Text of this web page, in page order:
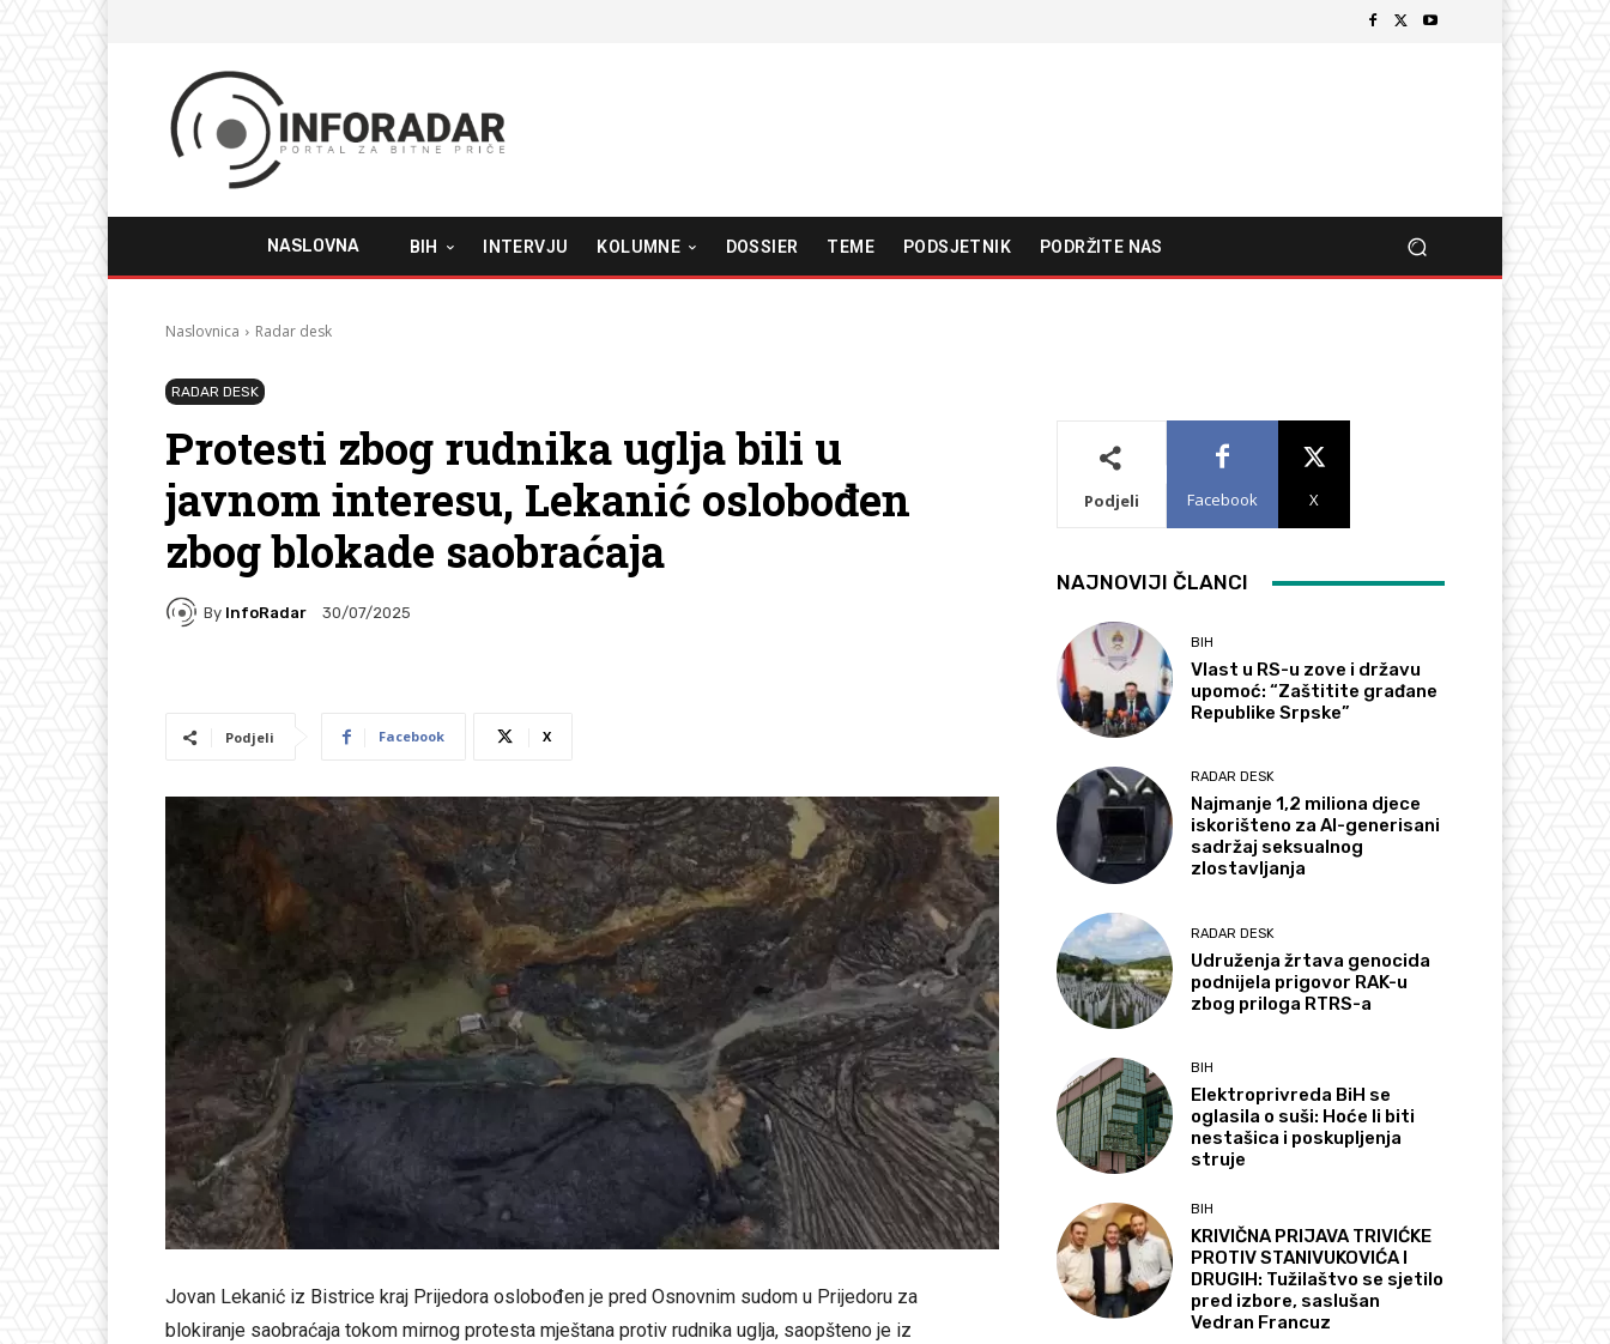
NASLOVNA BIH INTERVJU KOLUMNE DOSSIER TEME PODSJETNIK PODRŽITE NAS
Naslovnica Radar desk
RADAR DESK
Protesti zbog rudnika uglja bili u
javnom interesu, Lekanić oslobođen
zbog blokade saobraćaja
By InfoRadar 30/07/2025
Podjeli Facebook X
Jovan Lekanić iz Bistrice kraj Prijedora oslobođen je pred Osnovnim sudom u Prijedoru za
blokiranje saobraćaja tokom mirnog protesta mještana protiv rudnika uglja, saopšteno je iz
Podjeli Facebook X
NAJNOVIJI ČLANCI
BIH
Vlast u RS-u zove i državu
upomoć: “Zaštitite građane
Republike Srpske”
RADAR DESK
Najmanje 1,2 miliona djece
iskorišteno za AI-generisani
sadržaj seksualnog
zlostavljanja
RADAR DESK
Udruženja žrtava genocida
podnijela prigovor RAK-u
zbog priloga RTRS-a
BIH
Elektroprivreda BiH se
oglasila o suši: Hoće li biti
nestašica i poskupljenja
struje
BIH
KRIVIČNA PRIJAVA TRIVIĆKE
PROTIV STANIVUKOVIĆA I
DRUGIH: Tužilaštvo se sjetilo
pred izbore, saslušan
Vedran Francuz